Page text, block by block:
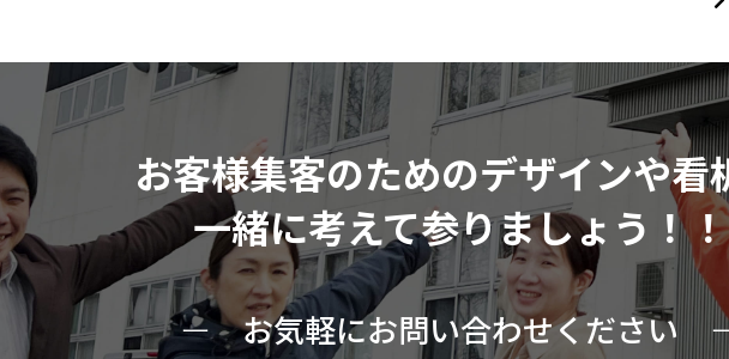
お客様集客のためのデザインや看
一緒に考えて参りましょう！！
ーお気軽にお問い合わせください